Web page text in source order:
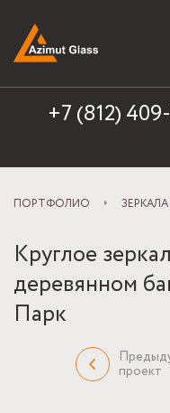
+7 (812)
ПОРТФОЛИО
Круглое
деревянном
Парк
проект